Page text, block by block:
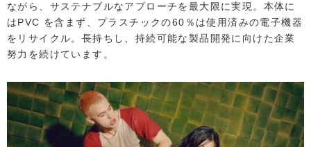
ながら、サステナブルなアプローチを最大限に実現。本体に
はPVC を含まず、プラスチックの60％は使用済みの電子機器
をリサイクル。長持ちし、持続可能な製品開発に向けた企業
努力を続けています。